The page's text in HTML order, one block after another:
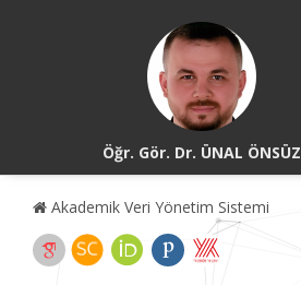
Öğr. Gör. Dr. ÜNAL ÖNSÜZ
Akademik Veri Yönetim Sistemi